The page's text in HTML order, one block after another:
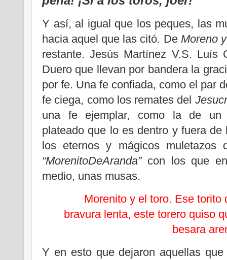
Y así, al igual que los peques, las
hacia aquel que las citó. De Moreno
restante. Jesús Martínez V.S. Luís
Duero que llevan por bandera la
por fe. Una fe confiada, como el par
fe ciega, como los remates del
una fe ejemplar, como la de un
plateado que lo es dentro y fuera
los eternos y mágicos
“MorenitoDeAranda”con los que
medio, unas musas.
Morenito y el toro. Ese torito
bravura lenta, este torero quiso
besara
Y en esto que dejaron aquellas que